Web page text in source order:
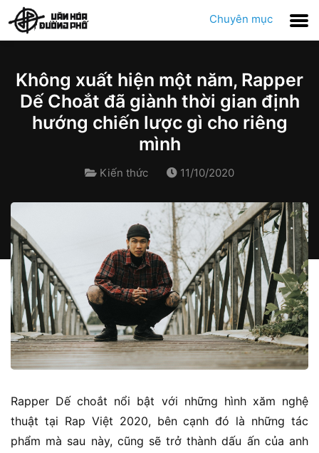
Chuyên mục
Không xuất hiện một năm, Rapper
Dế Choắt đã giành thời gian định
hướng chiến lược gì cho riêng
mình
Kiến thức 11/10/2020
Rapper Dế choắt nổi bật với những hình xăm nghệ
thuật tại Rap Việt 2020, bên cạnh đó là những tác
phẩm mà sau này, cũng sẽ trở thành dấu ấn của anh